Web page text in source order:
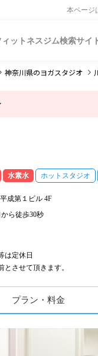
本ページ
ィットネスジム検索サイ
神奈川県のヨガスタジオ
水素水 ホットスタジオ
成第１ビル 4F
ら徒歩30秒
は定休日
させて頂きます。
プラン・料金